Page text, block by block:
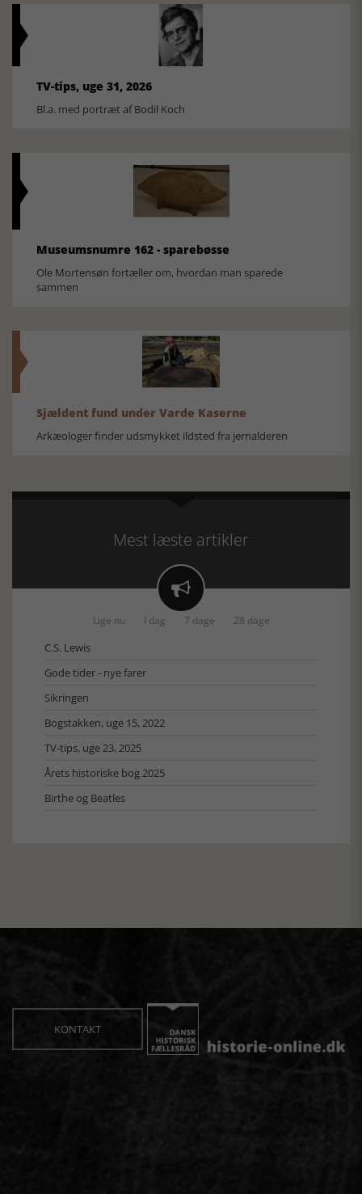
TV-tips, uge 31, 2026
Bl.a. med portræt af Bodil Koch
Museumsnumre 162 - sparebøsse
Ole Mortensøn fortæller om, hvordan man sparede
sammen
Sjældent fund under Varde Kaserne
Arkæologer finder udsmykket ildsted fra jernalderen
Mest læste artikler

Lige nu I dag 7 dage 28 dage
C.S. Lewis
Gode tider - nye farer
Sikringen
Bogstakken, uge 15, 2022
TV-tips, uge 23, 2025
Årets historiske bog 2025
Birthe og Beatles
KONTAKT